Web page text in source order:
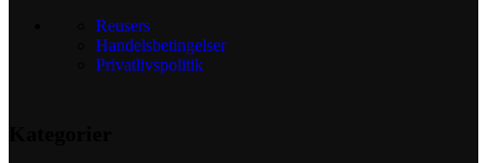
Reusers
Handelsbetingelser
Privatlivspolitik